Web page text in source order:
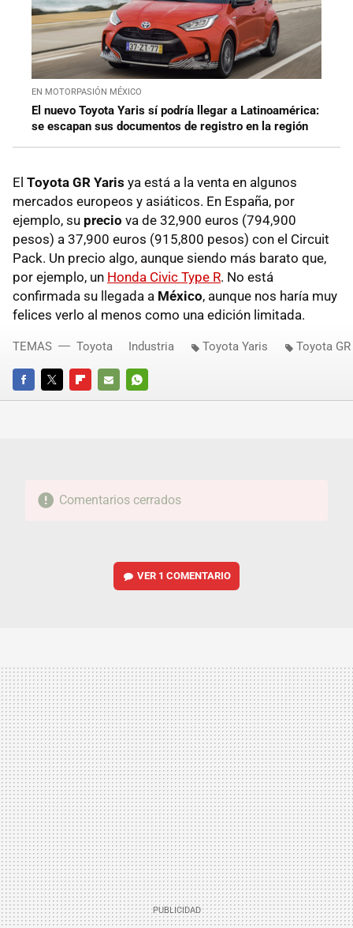
EN MOTORPASIÓN MÉXICO
El nuevo Toyota Yaris sí podría llegar a Latinoamérica:
se escapan sus documentos de registro en la región
El Toyota GR Yaris ya está a la venta en algunos
mercados europeos y asiáticos. En España, por
ejemplo, su precio va de 32,900 euros (794,900
pesos) a 37,900 euros (915,800 pesos) con el Circuit
Pack. Un precio algo, aunque siendo más barato que,
por ejemplo, un Honda Civic Type R. No está
confirmada su llegada a México, aunque nos haría muy
felices verlo al menos como una edición limitada.
FACEBOOKTWITTERFLIPBOARD
E-
WHATSAPP
TEMAS Toyota Industria Toyota Yaris Toyota
Comentarios cerrados
VER 1 COMENTARIO